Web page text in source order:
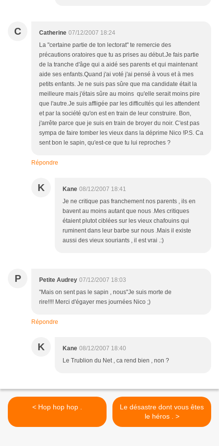
C Catherine 07/12/2007 18:24
La "certaine partie de ton lectorat" te remercie des
précautions oratoires que tu as prises au début.Je fais partie
de la tranche d'âge qui a aidé ses parents et qui maintenant
aide ses enfants.Quand j'ai voté j'ai pensé à vous et à mes
petits enfants. Je ne suis pas sûre que ma candidate était la
meilleure mais j'étais sûre au moins qu'elle serait moins pire
que l'autre.Je suis affligée par les difficultés qui les attendent
et par la société qu'on est en train de leur construire. Bon,
j'arrête parce que je suis en train de broyer du noir. C'est pas
sympa de faire tomber les vieux dans la déprime Nico !P.S. Ca
sent bon le sapin, qu'est-ce que tu lui reproches ?
Répondre
K Kane 08/12/2007 18:41
Je ne critique pas franchement nos parents , ils en
bavent au moins autant que nous .Mes critiques
étaient plutot ciblées sur les vieux chafouins qui
ruminent dans leur barbe sur nous .Mais il existe
aussi des vieux souriants , il est vrai .:)
P Petite Audrey 07/12/2007 18:03
"Mais on sent pas le sapin , nous"Je suis morte de
rire!!!! Merci d'égayer mes journées Nico ;)
Répondre
K Kane 08/12/2007 18:40
Le Trublion du Net , ca rend bien , non ?
< Hop hop hop .
Le désastre dont vous êtes
le héros . >